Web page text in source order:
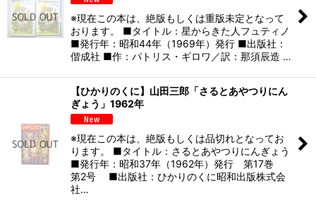
※現在この本は、絶版もしくは重版未定となって
おります。 ■タイトル：星からきた人フュティノ
■発行年：昭和44年（1969年）発行 ■出版社：
偕成社 ■作：パトリス・ギロワ／訳：那須辰造 …
【ひかりのくに】山田三郎「さるとあやつりにん
ぎょう」1962年
※現在この本は、絶版もしくは品切れとなってお
ります。 ■タイトル：さるとあやつりにんぎょう
■発行年：昭和37年（1962年）発行 第17巻
第2号 ■出版社：ひかりのくに昭和出版株式会
社…